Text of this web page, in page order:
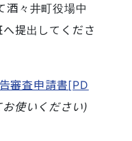
酒々井町役場中
提出してくださ
審査申請書[PD
使いください)